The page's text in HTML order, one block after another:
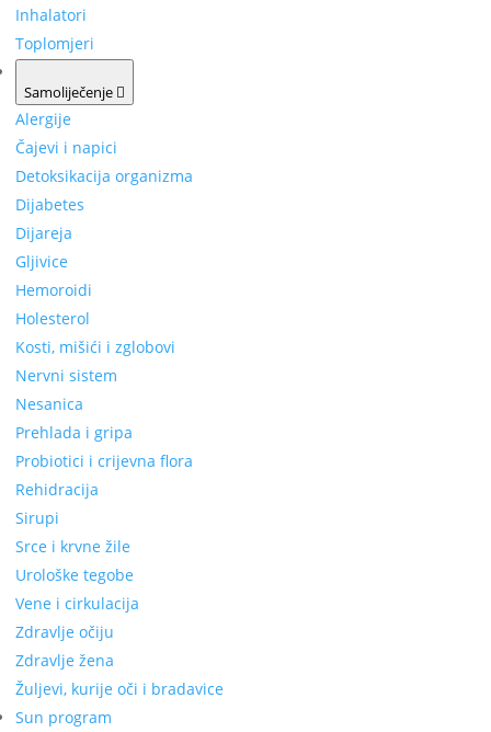
Inhalatori
Toplomjeri
Samoliječenje
Alergije
Čajevi i napici
Detoksikacija organizma
Dijabetes
Dijareja
Gljivice
Hemoroidi
Holesterol
Kosti, mišići i zglobovi
Nervni sistem
Nesanica
Prehlada i gripa
Probiotici i crijevna flora
Rehidracija
Sirupi
Srce i krvne žile
Urološke tegobe
Vene i cirkulacija
Zdravlje očiju
Zdravlje žena
Žuljevi, kurije oči i bradavice
Sun program